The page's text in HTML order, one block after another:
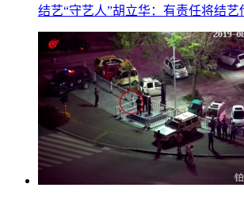
结艺“守艺人”胡立华：有责任将结艺